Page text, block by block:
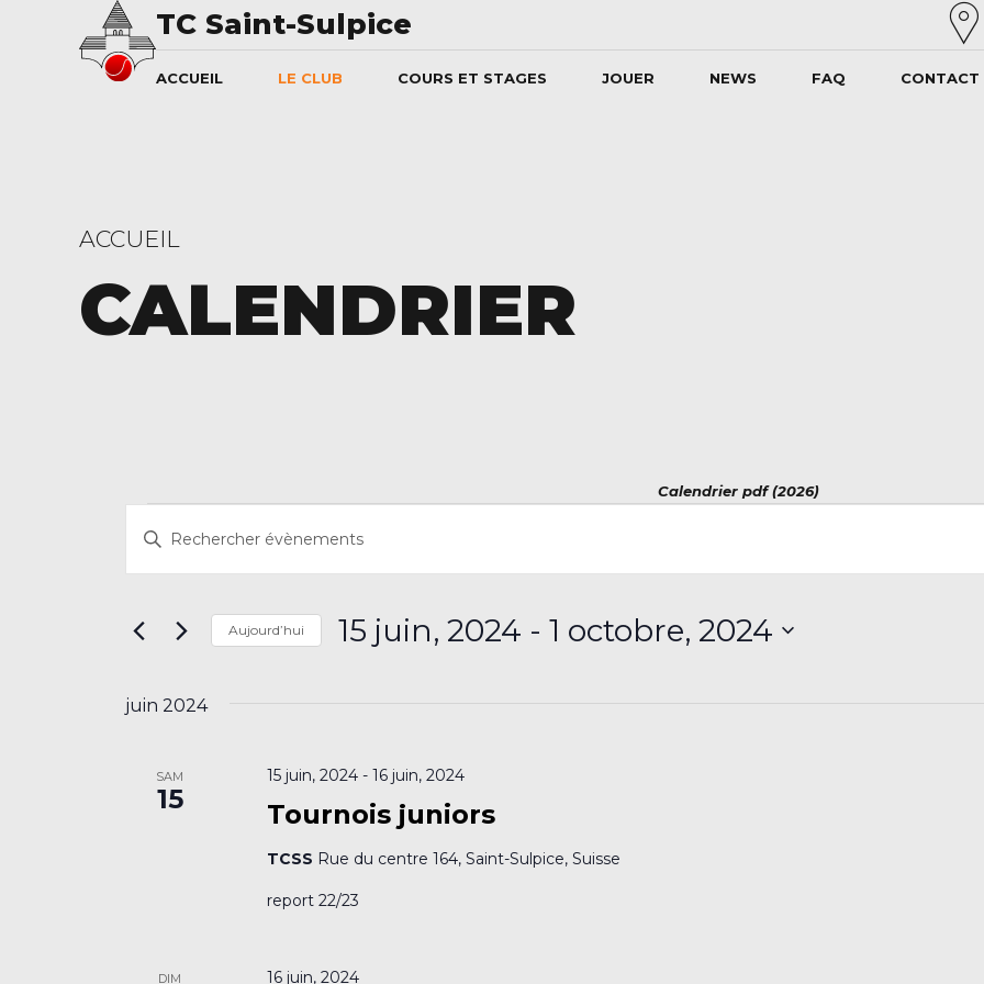
TC Saint-Sulpice
ACCUEIL LE CLUB COURS ET STAGES JOUER NEWS FAQ CONTACT
ACCUEIL
CALENDRIER
Calendrier pdf (2026)
Évènements
Recherche
et
de
Évènements
Saisir
Évènements
clé.
Aujourd’hui 15 juin, 2024 - 1 octobre, 2024
juin 2024
SAM
15 Tournois juniors
15 juin, 2024 -16 juin, 2024
TCSS Rue du centre 164, Saint-Sulpice, Suisse
report 22/23
DIM 16 juin, 2024